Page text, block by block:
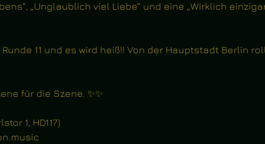
„Unglaublich viel Liebe“ und eine „Wirklich
11 und es wird heiß!! Von der Hauptstadt Berlin
für die Szene. ✨✨
1, HD117)